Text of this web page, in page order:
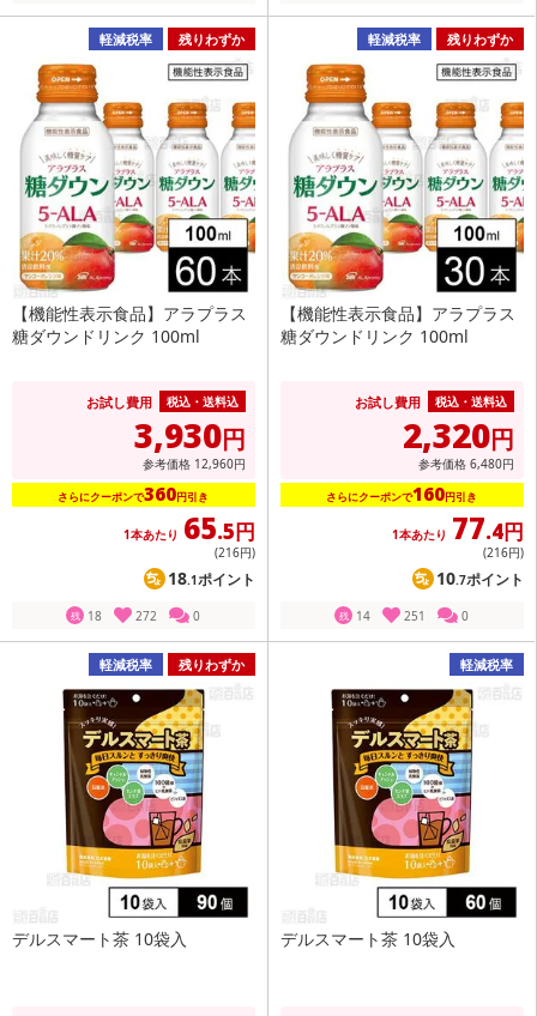
軽減税率 残りわずか
【機能性表示食品】アラプラス
糖ダウンドリンク 100ml
お試し費用 税込・送料込
3,930円
参考価格 12,960円
さらにクーポンで360円引き
1本あたり 65.5円
(216円)
18.1ポイント
残 18 272 0
軽減税率 残りわずか
【機能性表示食品】アラプラス
糖ダウンドリンク 100ml
お試し費用 税込・送料込
2,320円
参考価格 6,480円
さらにクーポンで160円引き
1本あたり 77.4円
(216円)
10.7ポイント
残 14 251 0
軽減税率 残りわずか
デルスマート茶 10袋入
軽減税率
デルスマート茶 10袋入